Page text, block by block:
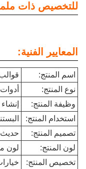
للتخصيص ذات
المعايير الفنية:
اسم المنتج:
نوع المنتج:
أدوات
وظيفة المنتج:
استخدام المنتج:
تصميم المنتج:
حديث
لون المنتج:
لون
تخصيص المنتج: